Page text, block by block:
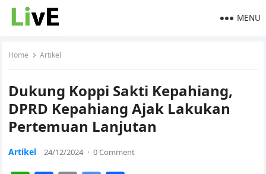
MENU
Home Artikel
Dukung Koppi Sakti Kepahiang,
DPRD Kepahiang Ajak Lakukan
Pertemuan Lanjutan
Artikel 24/12/2024 · 0 Comment